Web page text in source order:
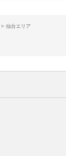
> 仙台エリア